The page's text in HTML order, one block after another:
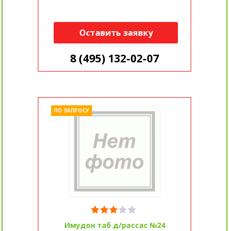
Оставить заявку
8 (495) 132-02-07
Имудон таб д/рассас №24
ПО ЗАПРОСУ